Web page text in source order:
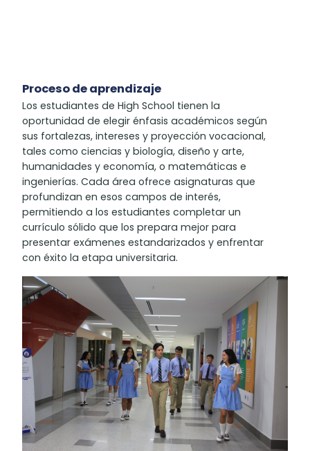
Proceso de aprendizaje
Los estudiantes de High School tienen la
oportunidad de elegir énfasis académicos según
sus fortalezas, intereses y proyección vocacional,
tales como ciencias y biología, diseño y arte,
humanidades y economía, o matemáticas e
ingenierías. Cada área ofrece asignaturas que
profundizan en esos campos de interés,
permitiendo a los estudiantes completar un
currículo sólido que los prepara mejor para
presentar exámenes estandarizados y enfrentar
con éxito la etapa universitaria.